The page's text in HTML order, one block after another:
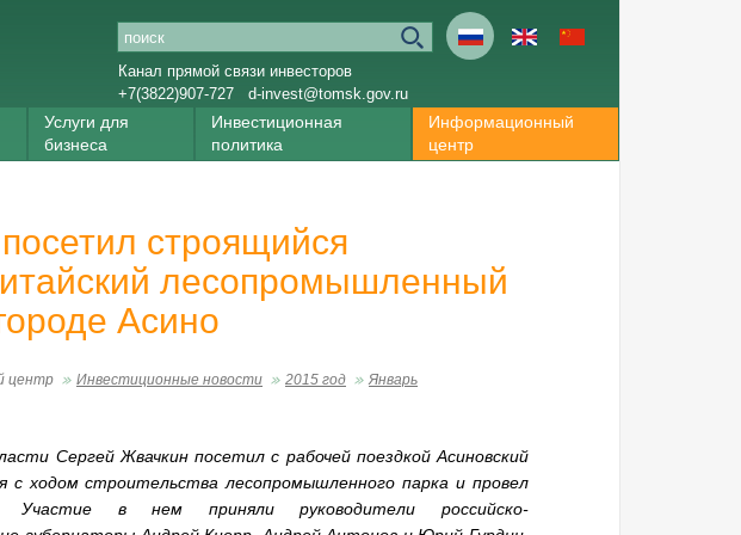
Канал прямой связи инвесторов
+7(3822)907-727
d-invest@tomsk.gov.ru
Услуги для
бизнеса
Инвестиционная
политика
Информационный
центр
строящийся
лесопромышленный
Асино
центр Инвестиционные новости 2015 год Январь
Сергей Жвачкин посетил с рабочей поездкой Асиновский
с ходом строительства лесопромышленного парка и провел
Участие в нем приняли руководители российско-